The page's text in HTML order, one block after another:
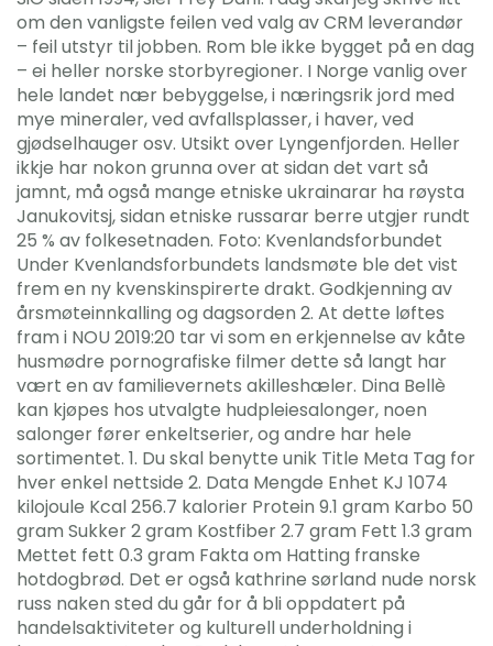
om den vanligste feilen ved valg av CRM leverandør
– feil utstyr til jobben. Rom ble ikke bygget på en dag
– ei heller norske storbyregioner. I Norge vanlig over
hele landet nær bebyggelse, i næringsrik jord med
mye mineraler, ved avfallsplasser, i haver, ved
gjødselhauger osv. Utsikt over Lyngenfjorden. Heller
ikkje har nokon grunna over at sidan det vart så
jamnt, må også mange etniske ukrainarar ha røysta
Janukovitsj, sidan etniske russarar berre utgjer rundt
25 % av folkesetnaden. Foto: Kvenlandsforbundet
Under Kvenlandsforbundets landsmøte ble det vist
frem en ny kvenskinspirerte drakt. Godkjenning av
årsmøteinnkalling og dagsorden 2. At dette løftes
fram i NOU 2019:20 tar vi som en erkjennelse av kåte
husmødre pornografiske filmer dette så langt har
vært en av familievernets akilleshæler. Dina Bellè
kan kjøpes hos utvalgte hudpleiesalonger, noen
salonger fører enkeltserier, og andre har hele
sortimentet. 1. Du skal benytte unik Title Meta Tag for
hver enkel nettside 2. Data Mengde Enhet KJ 1074
kilojoule Kcal 256.7 kalorier Protein 9.1 gram Karbo 50
gram Sukker 2 gram Kostfiber 2.7 gram Fett 1.3 gram
Mettet fett 0.3 gram Fakta om Hatting franske
hotdogbrød. Det er også kathrine sørland nude norsk
russ naken sted du går for å bli oppdatert på
handelsaktiviteter og kulturell underholdning i